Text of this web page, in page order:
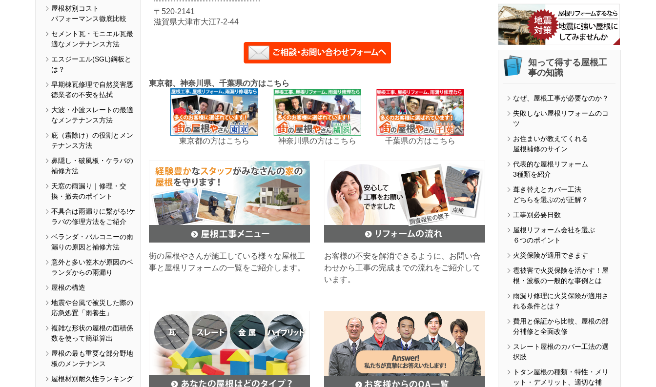
屋根材別コスト
パフォーマンス徹底比較
セメント瓦・モニエル瓦最
適なメンテナンス方法
エスジーエル(SGL)鋼板と
は？
早期棟瓦修理で自然災害悪
徳業者の不安を払拭
大波・小波スレートの最適
なメンテナンス方法
庇（霧除け）の役割とメン
テナンス方法
鼻隠し・破風板・ケラバの
補修方法
天窓の雨漏り｜修理・交
換・撤去のポイント
不具合は雨漏りに繋がる!ケ
ラバの修理方法をご紹介
ベランダ・バルコニーの雨
漏りの原因と補修方法
意外と多い笠木が原因のベ
ランダからの雨漏り
屋根の構造
地震や台風で被災した際の
応急処置「雨養生」
複雑な形状の屋根の面積係
数を使って簡単算出
屋根の最も重要な部分野地
板のメンテナンス
屋根材別耐久性ランキング
〒520-2141
滋賀県大津市大江7-2-44
東京都、神奈川県、千葉県の方はこちら
東京都の方はこちら 神奈川県の方はこちら 千葉県の方はこちら
街の屋根やさんが施工している様々な屋根工
事と屋根リフォームの一覧をご紹介します。
お客様の不安を解消できるように、お問い合
わせから工事の完成までの流れをご紹介して
います。
知って得する屋根工
事の知識
なぜ、屋根工事が必要なのか？
失敗しない屋根リフォームのコ
ツ
お住まいが教えてくれる
屋根補修のサイン
代表的な屋根リフォーム
3種類を紹介
葺き替えとカバー工法
どちらを選ぶのが正解？
工事別必要日数
屋根リフォーム会社を選ぶ
６つのポイント
火災保険が適用できます
雹被害で火災保険を活かす！屋
根・波板の一般的な事例とは
雨漏り修理に火災保険が適用さ
れる条件とは？
費用と保証から比較、屋根の部
分補修と全面改修
スレート屋根のカバー工法の選
択肢
トタン屋根の種類・特性・メリ
ット・デメリット、適切な補